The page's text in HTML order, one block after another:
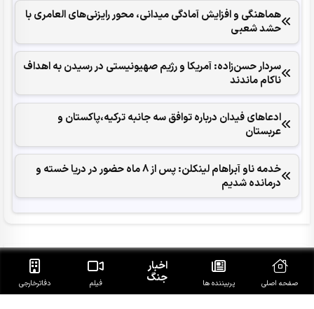
هماهنگی و افزایش آمادگی میدانی، محور رایزنی‌های العامری با
حشد شعبی
سردار حسن‌زاده: آمریکا و رژیم صهیونیستی در رسیدن به اهداف
ناکام ماندند
ادعاهای فیدان درباره توافق سه جانبه ترکیه،پاکستان و
عربستان
خدمه ناو آبراهام لینکلن: پس از 8 ماه حضور در دریا خسته و
درمانده‌ شدیم
آخرین خبرهای روز
عراقچی: اکنون هیچ مذاکره‌ای با آمریکا نداریم
صفحه اصلی پربیننده ها
اخبار
جنگ فیلم دفاتر‌خارجی